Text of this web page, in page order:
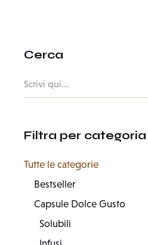
Cerca
Filtra per categoria
Tutte le categorie
Bestseller
Capsule Dolce Gusto
Solubili